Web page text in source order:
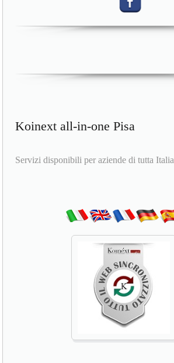
Koinext all-in-one Pisa
Servizi disponibili per aziende di tutta Italia